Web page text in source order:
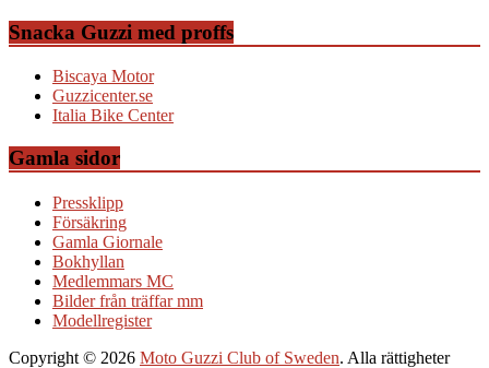
Snacka Guzzi med proffs
Biscaya Motor
Guzzicenter.se
Italia Bike Center
Gamla sidor
Pressklipp
Försäkring
Gamla Giornale
Bokhyllan
Medlemmars MC
Bilder från träffar mm
Modellregister
Copyright © 2026 Moto Guzzi Club of Sweden. Alla rättigheter